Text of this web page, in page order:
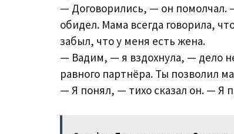
— Договорились, — он помолчал.
обидел. Мама всегда говорила,
забыл, что у меня есть жена.
— Вадим, — я вздохнула, — дело
равного партнёра. Ты позволил
— Я понял, — тихо сказал он. — Я